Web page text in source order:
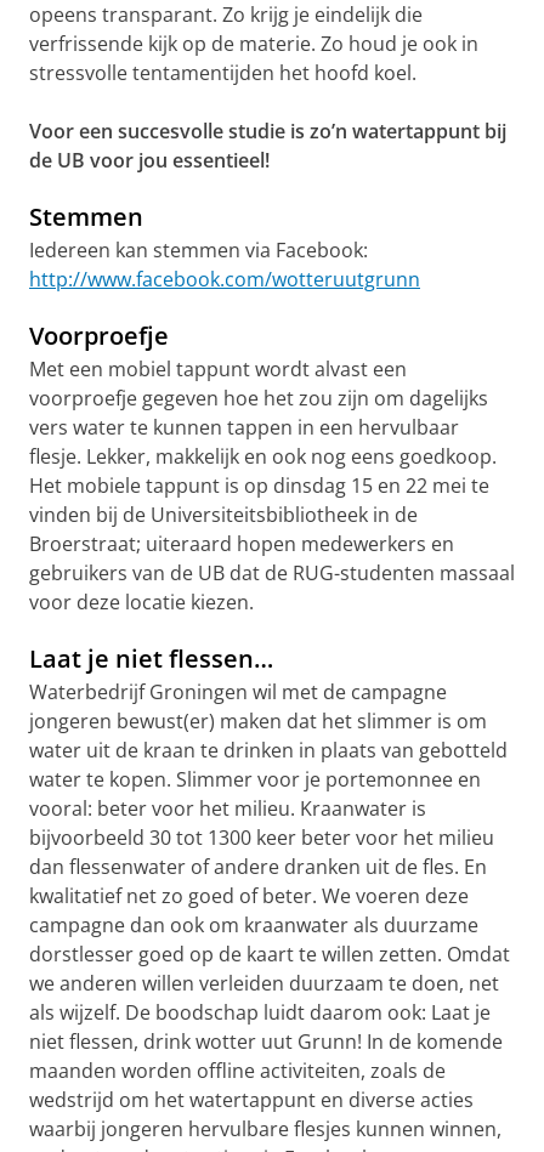
opeens transparant. Zo krijg je eindelijk die
verfrissende kijk op de materie. Zo houd je ook in
stressvolle tentamentijden het hoofd koel.
Voor een succesvolle studie is zo’n watertappunt bij
de UB voor jou essentieel!
Stemmen
Iedereen kan stemmen via Facebook:
http://www.facebook.com/wotteruutgrunn
Voorproefje
Met een mobiel tappunt wordt alvast een
voorproefje gegeven hoe het zou zijn om dagelijks
vers water te kunnen tappen in een hervulbaar
flesje. Lekker, makkelijk en ook nog eens goedkoop.
Het mobiele tappunt is op dinsdag 15 en 22 mei te
vinden bij de Universiteitsbibliotheek in de
Broerstraat; uiteraard hopen medewerkers en
gebruikers van de UB dat de RUG-studenten massaal
voor deze locatie kiezen.
Laat je niet flessen…
Waterbedrijf Groningen wil met de campagne
jongeren bewust(er) maken dat het slimmer is om
water uit de kraan te drinken in plaats van gebotteld
water te kopen. Slimmer voor je portemonnee en
vooral: beter voor het milieu. Kraanwater is
bijvoorbeeld 30 tot 1300 keer beter voor het milieu
dan flessenwater of andere dranken uit de fles. En
kwalitatief net zo goed of beter. We voeren deze
campagne dan ook om kraanwater als duurzame
dorstlesser goed op de kaart te willen zetten. Omdat
we anderen willen verleiden duurzaam te doen, net
als wijzelf. De boodschap luidt daarom ook: Laat je
niet flessen, drink wotter uut Grunn! In de komende
maanden worden offline activiteiten, zoals de
wedstrijd om het watertappunt en diverse acties
waarbij jongeren hervulbare flesjes kunnen winnen,